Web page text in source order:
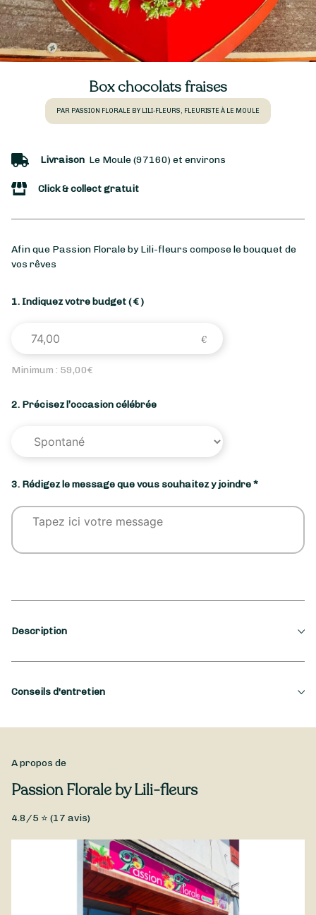
Box chocolats fraises
PAR PASSION FLORALE BY LILI-FLEURS, FLEURISTE À LE MOULE
Livraison Le Moule (97160) et environs
Click & collect gratuit
Afin que Passion Florale by Lili-fleurs compose le bouquet de
vos rêves
1. Indiquez votre budget( € )
Minimum : 59,00€
2. Précisez l’occasion célébrée
3. Rédigez le message que vous souhaitez y joindre *
Description
Amour, Fiançailles, Fête des Mères, Saint-Valentin ...
Type de fleurs
BOX ROSE CHOCOLAT FRAISE LA GOURMANDISE ASSURÉ
Conseils d'entretien
A propos de
Passion Florale by Lili-fleurs
4.8/5 ⭐ (17 avis)